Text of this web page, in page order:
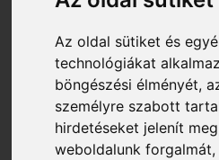
Az oldal sütiket és
technológiákat
böngészési élményét,
személyre szabott
hirdetéseket jelenít
weboldalunk
Kardió vagy
tévhitek az